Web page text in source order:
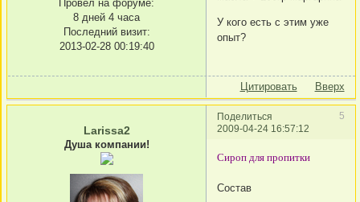
Провел на форуме:
8 дней 4 часа
Последний визит:
2013-02-28 00:19:40
У кого есть с этим уже
опыт?
Цитировать Вверх
Поделиться
5
2009-04-24 16:57:12
Larissa2
Душа компании!
Сироп для пропитки
Состав